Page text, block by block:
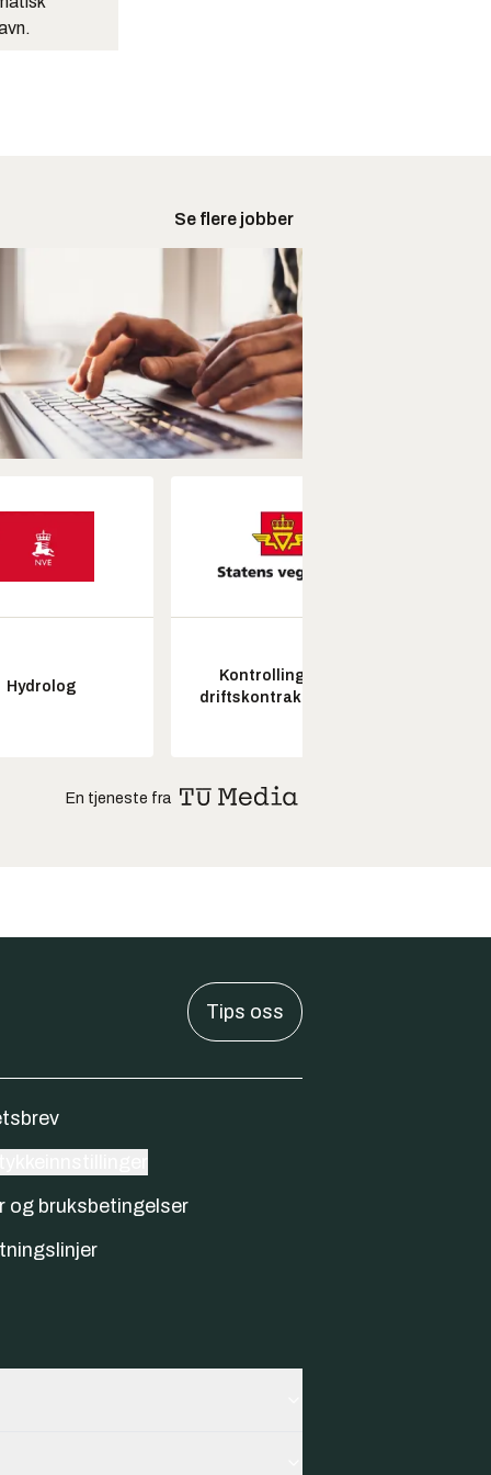
Se flere jobber
Hydrolog
Kontrollingeniør
driftskontrakt elektro
En tjeneste fra
Tips oss
og bruksbetingelser